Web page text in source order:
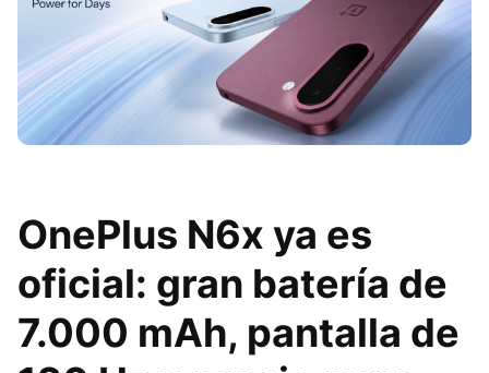
OnePlus N6x ya es
oficial: gran batería de
7.000 mAh, pantalla de